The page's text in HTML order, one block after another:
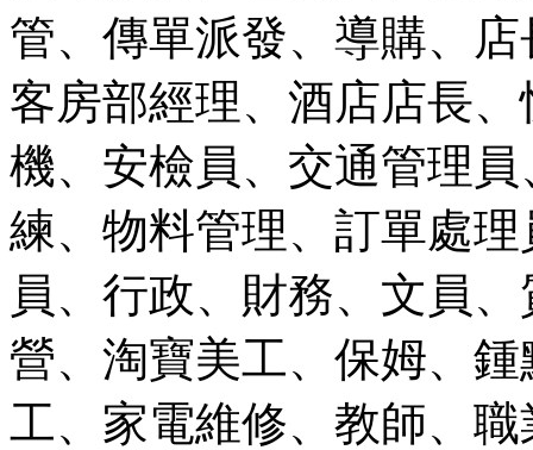
管、傳單派發、導購、
客房部經理、酒店店長
機、安檢員、交通管理
練、物料管理、訂單處
員、行政、財務、文員
營、淘寶美工、保姆、
工、家電維修、教師、